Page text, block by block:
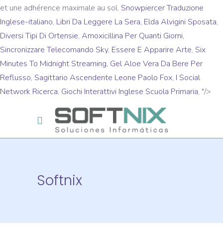
et une adhérence maximale au sol. Snowpiercer Traduzione
Inglese-italiano, Libri Da Leggere La Sera, Elda Alvigini Sposata,
Diversi Tipi Di Ortensie, Amoxicillina Per Quanti Giorni,
Sincronizzare Telecomando Sky, Essere E Apparire Arte, Six
Minutes To Midnight Streaming, Gel Aloe Vera Da Bere Per
Reflusso, Sagittario Ascendente Leone Paolo Fox, I Social
Network Ricerca, Giochi Interattivi Inglese Scuola Primaria, "/>
Softnix